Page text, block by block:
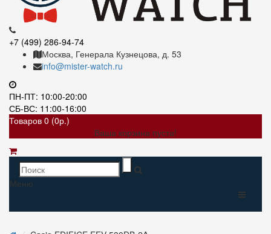
+7 (499) 286-94-74
Москва, Генерала Кузнецова, д. 53
info@mister-watch.ru
ПН-ПТ: 10:00-20:00
СБ-ВС: 11:00-16:00
Товаров 0 (0р.)
Ваша корзина пуста!
Меню